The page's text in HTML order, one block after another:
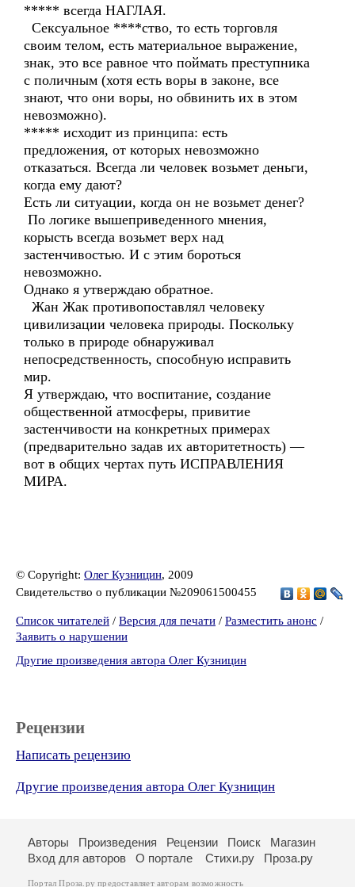
***** всегда НАГЛАЯ.
Сексуальное ****ство, то есть торговля
своим телом, есть материальное выражение,
знак, это все равное что поймать преступника
с поличным (хотя есть воры в законе, все
знают, что они воры, но обвинить их в этом
невозможно).
***** исходит из принципа: есть
предложения, от которых невозможно
отказаться. Всегда ли человек возьмет деньги,
когда ему дают?
Есть ли ситуации, когда он не возьмет денег?
По логике вышеприведенного мнения,
корысть всегда возьмет верх над
застенчивостью. И с этим бороться
невозможно.
Однако я утверждаю обратное.
Жан Жак противопоставлял человеку
цивилизации человека природы. Поскольку
только в природе обнаруживал
непосредственность, способную исправить
мир.
Я утверждаю, что воспитание, создание
общественной атмосферы, привитие
застенчивости на конкретных примерах
(предварительно задав их авторитетность) —
вот в общих чертах путь ИСПРАВЛЕНИЯ
МИРА.
© Copyright: Олег Кузницин, 2009
Свидетельство о публикации №209061500455
Список читателей / Версия для печати / Разместить анонс /
Заявить о нарушении
Другие произведения автора Олег Кузницин
Рецензии
Написать рецензию
Другие произведения автора Олег Кузницин
Авторы Произведения Рецензии Поиск
Магазин
Вход для авторов
О портале Стихи.ру Проза.ру
Портал Проза.ру предоставляет авторам возможность